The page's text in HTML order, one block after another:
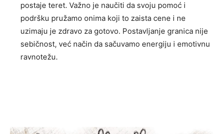
postaje teret. Važno je naučiti da svoju pomoć i
podršku pružamo onima koji to zaista cene i ne
uzimaju je zdravo za gotovo. Postavljanje granica nije
sebičnost, već način da sačuvamo energiju i emotivnu
ravnotežu.